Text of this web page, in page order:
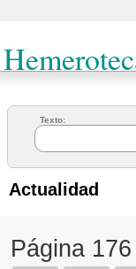
Texto:
Actualidad
Página